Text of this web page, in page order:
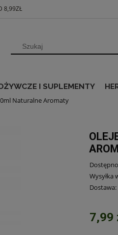
I SUPLEMENTY
Naturalne Aromaty
8,99ZŁ
Wysyłka
Dostawa:
7,99